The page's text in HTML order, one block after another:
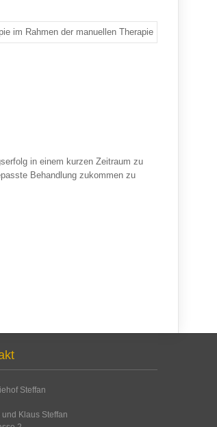
in einem kurzen Zeitraum zu
Behandlung zukommen zu
Steffan
und Klaus Steffan